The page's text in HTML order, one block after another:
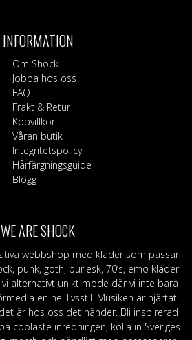
INFORMATION
Om Shock
Jobba hos oss
FAQ
Frakt & Retur
Köpvillkor
Våran butik
Integritetspolicy
Hårfärgningsguide
Blogg
WE ARE SHOCK
webbshop med kläder som passar
punk, goth, burlesk, 70’s, emo kläder
alternativt unikt mode där vi inte bara
en hel livsstil. Musiken är hjärtat
är hos oss det händer. Bli inspirerad
coolaste inredningen, kolla in Sveriges